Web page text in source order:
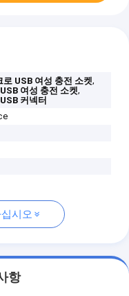
USB 여성 충전 소켓,
여성 충전 소켓,
커넥터
시오
항